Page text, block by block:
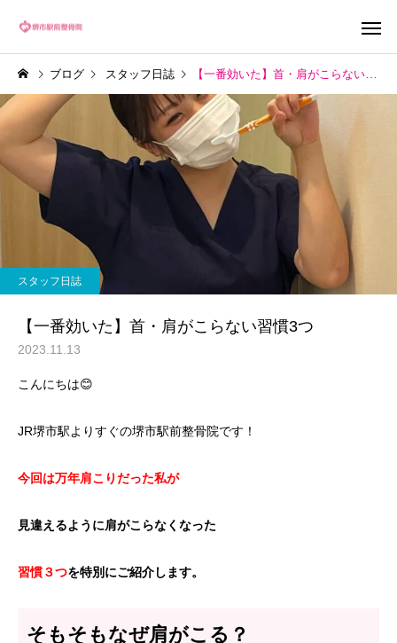
ブログ スタッフ日誌 【一番効いた】首・肩がこらない習慣3つ
スタッフ日誌
【一番効いた】首・肩がこらない習慣3つ
2023.11.13
こんにちは😊
JR堺市駅よりすぐの堺市駅前整骨院です！
今回は万年肩こりだった私が
見違えるように肩がこらなくなった
習慣３つを特別にご紹介します。
そもそもなぜ肩がこる？